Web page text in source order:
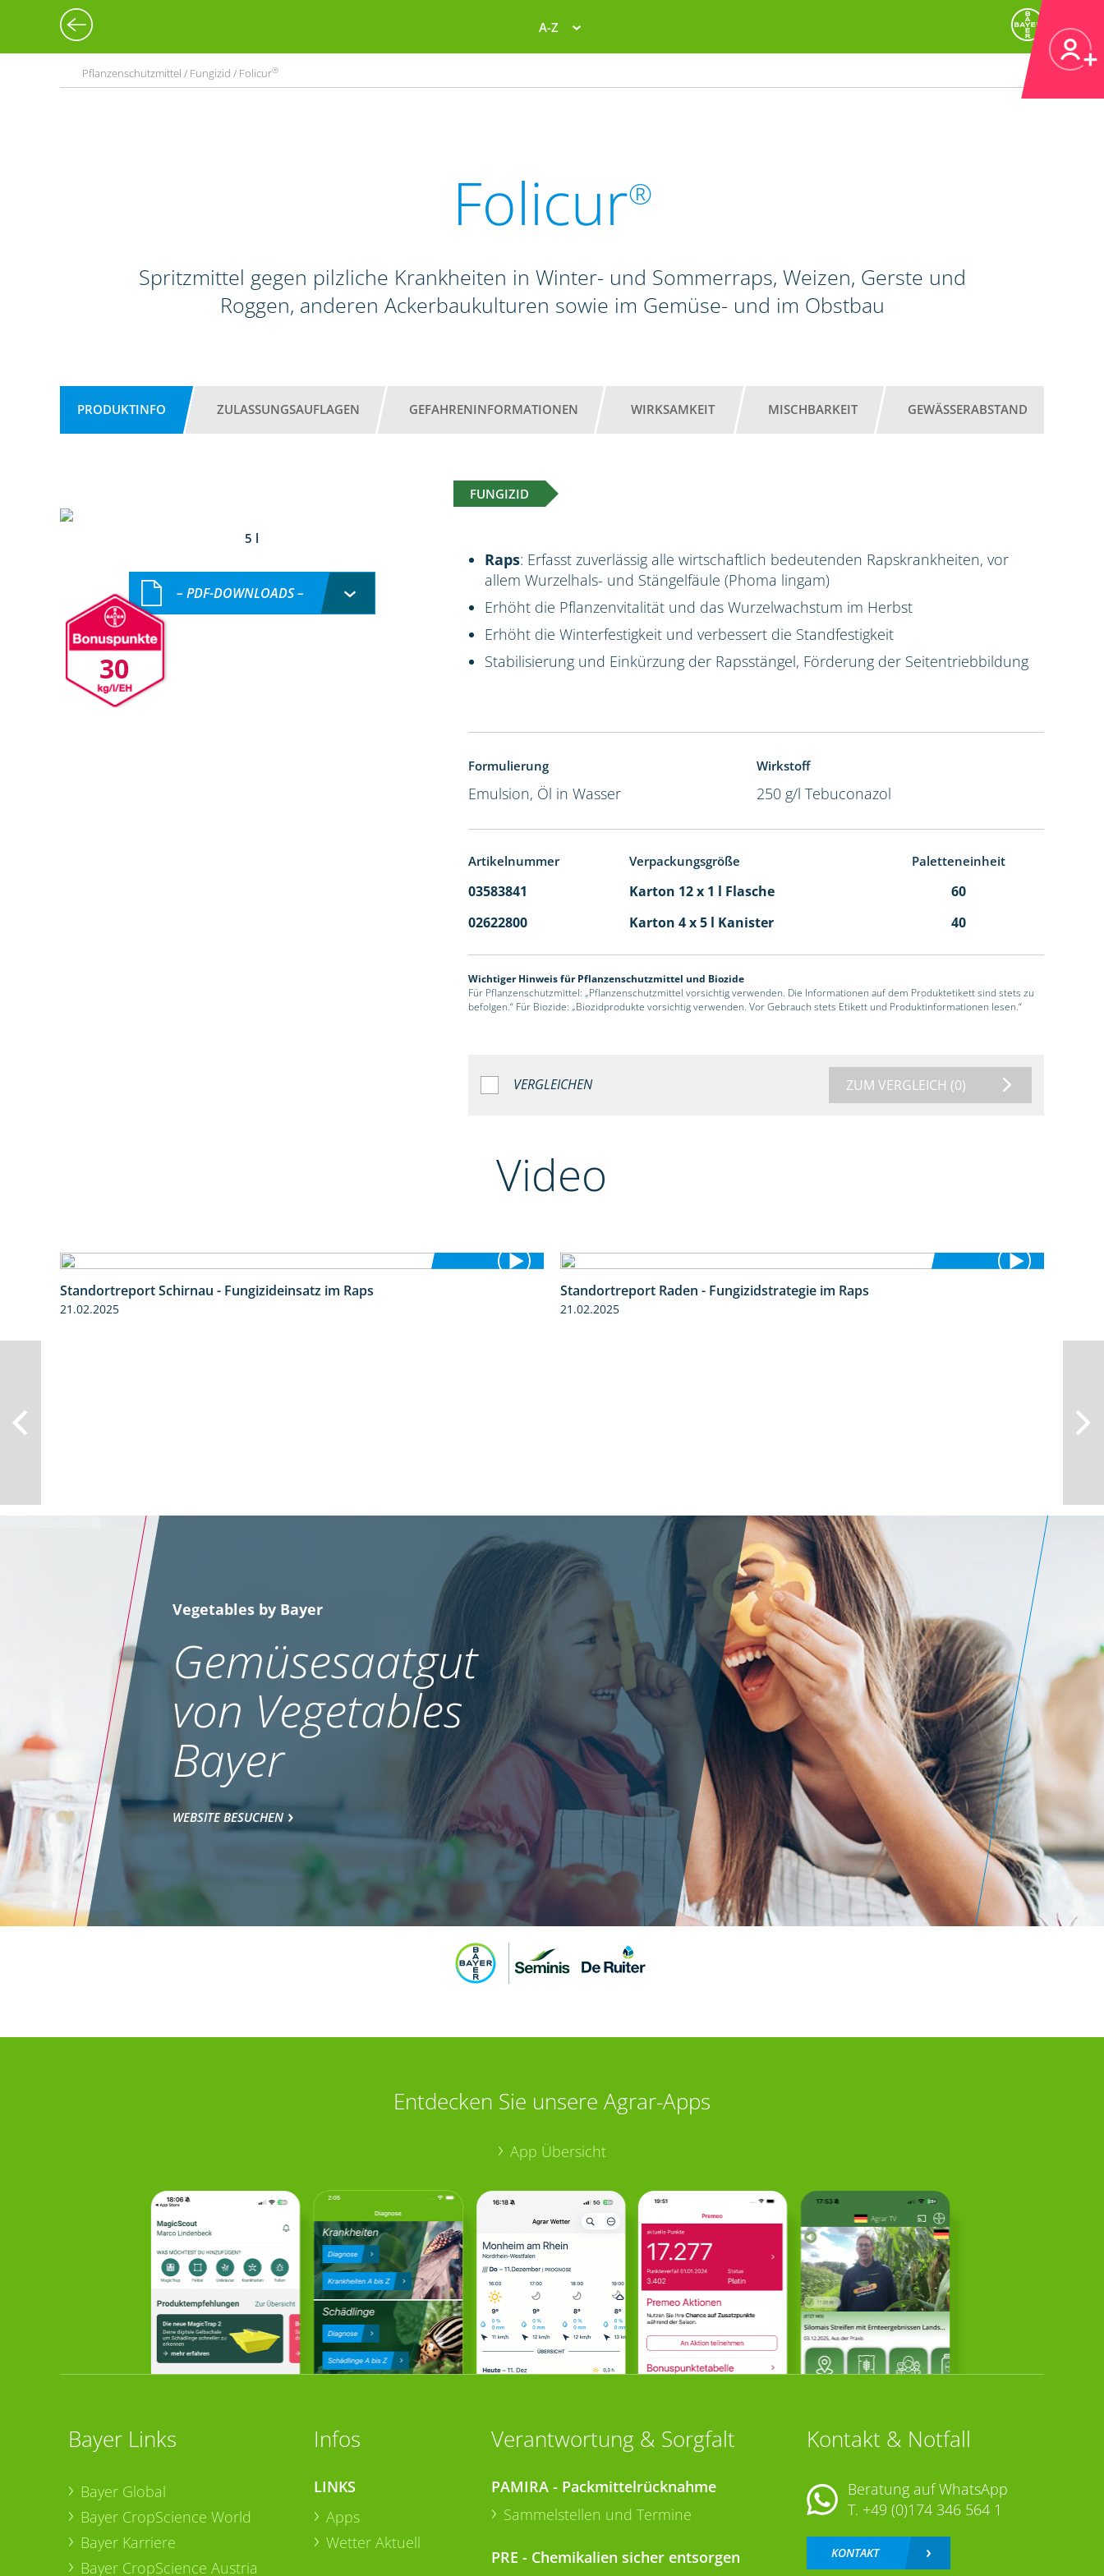
A-Z
Pflanzenschutzmittel / Fungizid / Folicur®
Folicur®
Spritzmittel gegen pilzliche Krankheiten in Winter- und Sommerraps, Weizen, Gerste und
Roggen, anderen Ackerbaukulturen sowie im Gemüse- und im Obstbau
PRODUKTINFO ZULASSUNGSAUFLAGEN GEFAHRENINFORMATIONEN WIRKSAMKEIT MISCHBARKEIT GEWÄSSERABSTAND
FUNGIZID
5 l
30
– PDF-DOWNLOADS –
Raps: Erfasst zuverlässig alle wirtschaftlich bedeutenden Rapskrankheiten, vor
allem Wurzelhals- und Stängelfäule (Phoma lingam)
Erhöht die Pflanzenvitalität und das Wurzelwachstum im Herbst
Erhöht die Winterfestigkeit und verbessert die Standfestigkeit
Stabilisierung und Einkürzung der Rapsstängel, Förderung der Seitentriebbildung
Formulierung
Emulsion, Öl in Wasser
Wirkstoff
250 g/l Tebuconazol
Artikelnummer Verpackungsgröße Paletteneinheit
03583841 Karton 12 x 1 l Flasche
60
02622800
Karton 4 x 5 l Kanister 40
Wichtiger Hinweis für Pflanzenschutzmittel und Biozide
Für Pflanzenschutzmittel: „Pflanzenschutzmittel vorsichtig verwenden. Die Informationen auf dem Produktetikett sind stets zu
befolgen.“ Für Biozide: „Biozidprodukte vorsichtig verwenden. Vor Gebrauch stets Etikett und Produktinformationen lesen.“
VERGLEICHEN ZUM VERGLEICH (0)
Video
Standortreport Schirnau - Fungizideinsatz im Raps
21.02.2025
Standortreport Raden - Fungizidstrategie im Raps
21.02.2025
Vegetables by Bayer
Gemüsesaatgut
von Vegetables
Bayer
WEBSITE BESUCHEN
Entdecken Sie unsere Agrar-Apps
App Übersicht
Bayer Links
Bayer Global
Bayer CropScience World
Bayer Karriere
Bayer CropScience Austria
Infos
LINKS
Apps
Wetter Aktuell
Verantwortung & Sorgfalt
PAMIRA - Packmittelrücknahme
Sammelstellen und Termine
PRE - Chemikalien sicher entsorgen
Kontakt & Notfall
Beratung auf WhatsApp
T. +49 (0)174 346 564 1
KONTAKT